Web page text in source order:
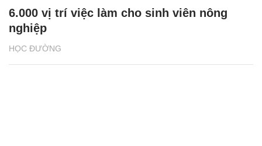
HỌC ĐƯỜNG
6.000 vị trí việc làm cho sinh viên nông
nghiệp